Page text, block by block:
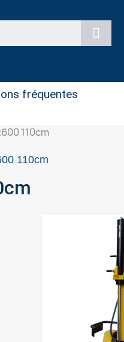
fréquentes
110cm
110cm